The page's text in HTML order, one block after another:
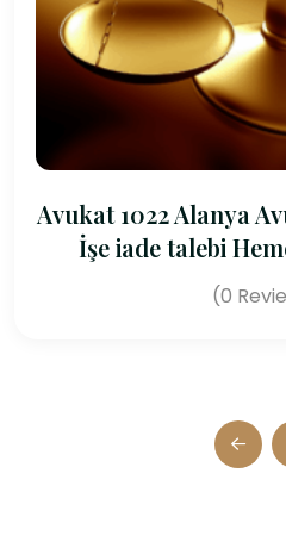
Avukat 1022 Alanya
İşe iade talebi
(0